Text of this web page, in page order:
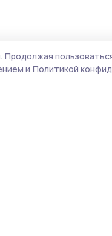
Продолжая
и Политикой